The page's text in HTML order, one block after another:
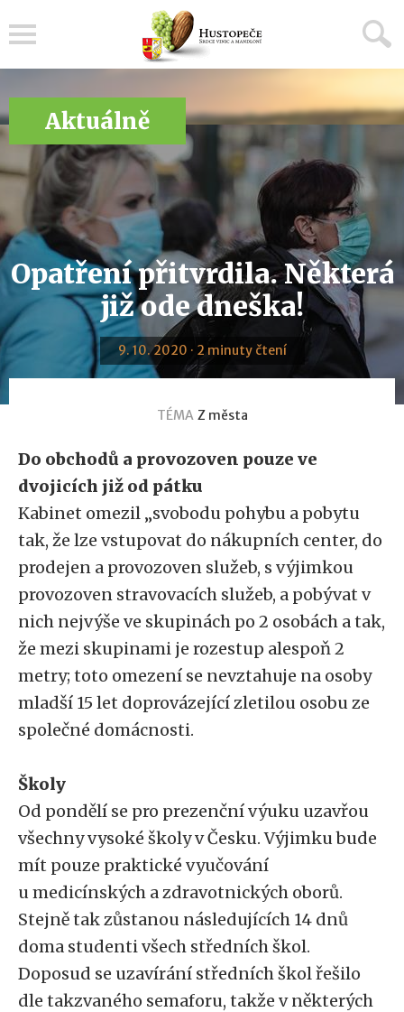
Aktuálně
Opatření přitvrdila. Některá
již ode dneška!
9. 10. 2020 · 2 minuty čtení
TÉMA Z města
Do obchodů a provozoven pouze ve
dvojicích již od pátku
Kabinet omezil „svobodu pohybu a pobytu
tak, že lze vstupovat do nákupních center, do
prodejen a provozoven služeb, s výjimkou
provozoven stravovacích služeb, a pobývat v
nich nejvýše ve skupinách po 2 osobách a tak,
že mezi skupinami je rozestup alespoň 2
metry; toto omezení se nevztahuje na osoby
mladší 15 let doprovázející zletilou osobu ze
společné domácnosti.
Školy
Od pondělí se pro prezenční výuku uzavřou
všechny vysoké školy v Česku. Výjimku bude
mít pouze praktické vyučování
u medicínských a zdravotnických oborů.
Stejně tak zůstanou následujících 14 dnů
doma studenti všech středních škol.
Doposud se uzavírání středních škol řešilo
dle takzvaného semaforu, takže v některých